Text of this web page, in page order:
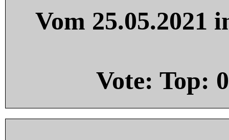
Vom 25.05.2021
Vote: Top: 0